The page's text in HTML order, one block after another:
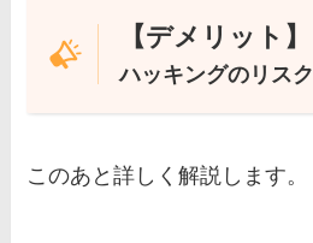
【デメリット】
ハッキングのリスク
このあと詳しく解説します。